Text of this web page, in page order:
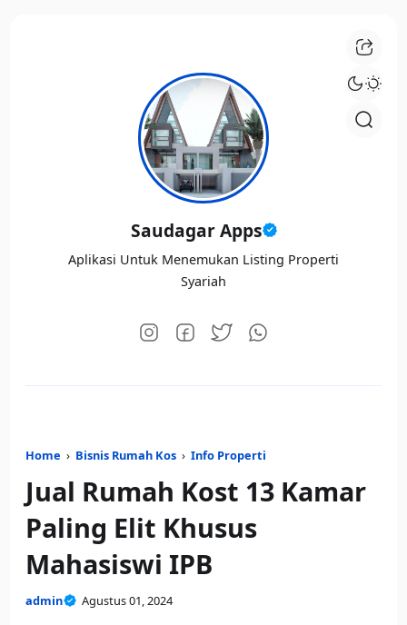
Saudagar Apps
Aplikasi Untuk Menemukan Listing Properti
Syariah
Home › Bisnis Rumah Kos ›Info Properti
Jual Rumah Kost 13 Kamar
Paling Elit Khusus
Mahasiswi IPB
admin Agustus 01, 2024